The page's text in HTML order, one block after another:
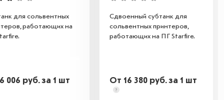
для сольвентных
работающих на
006 руб. за 1 шт
Сдвоенный субтанк для
сольвентных принтеров,
работающих на ПГ Starfire.
От 16 380 руб. за 1 шт